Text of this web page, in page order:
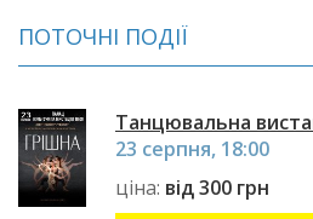
ПОТОЧНІ ПОДІЇ
Танцювальна
23 серпня, 18:00
ціна: від 300 грн